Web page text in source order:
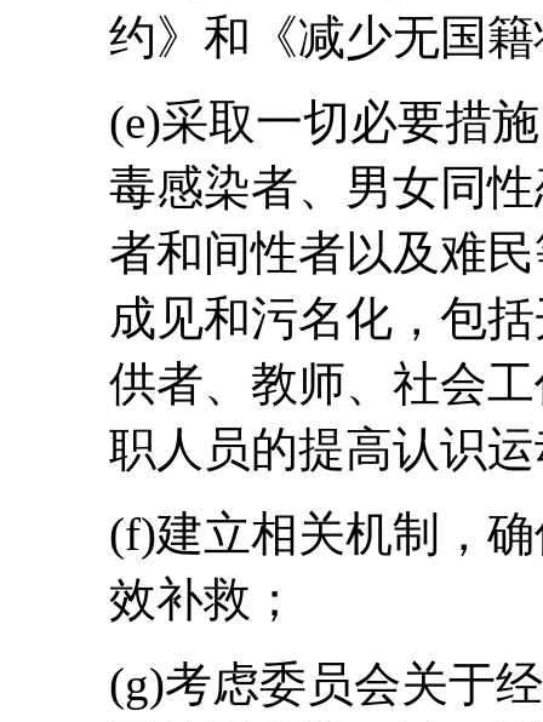
约》和《减少无国
(e)采取一切必要措
毒感染者、男女同
者和间性者以及难
成见和污名化，包
供者、教师、社会
职人员的提高认识
(f)建立相关机制，
效补救；
(g)考虑委员会关于